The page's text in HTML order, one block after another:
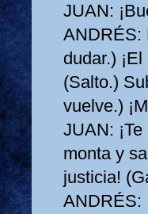
JUAN:
ANDRÉS:
dudar.)
(Salto.)
vuelve.)
JUAN:
monta y
justicia!
ANDRÉS: